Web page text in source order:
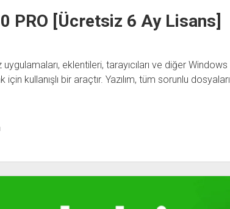
PRO [Ücretsiz 6 Ay Lisans]
eklentileri, tarayıcıları ve diğer Windows
kullanışlı bir araçtır. Yazılım, tüm sorunlu dosyaları